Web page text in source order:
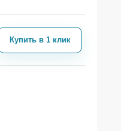
Купить в 1 клик